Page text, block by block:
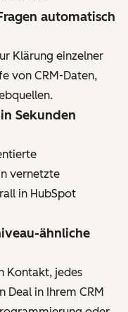
automatisch
Klärung einzelner
von CRM-Daten,
Sekunden
vernetzte
in HubSpot
ähnliche
Kontakt, jedes
Deal in Ihrem CRM